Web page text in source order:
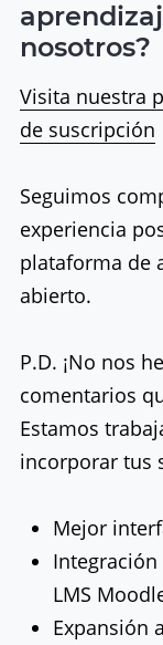
nosotros?
Visita nuestra
de suscripción
Seguimos
experiencia
plataforma de
abierto.
P.D. ¡No nos
comentarios
Estamos
incorporar tus
Mejor
LMS
Expansión